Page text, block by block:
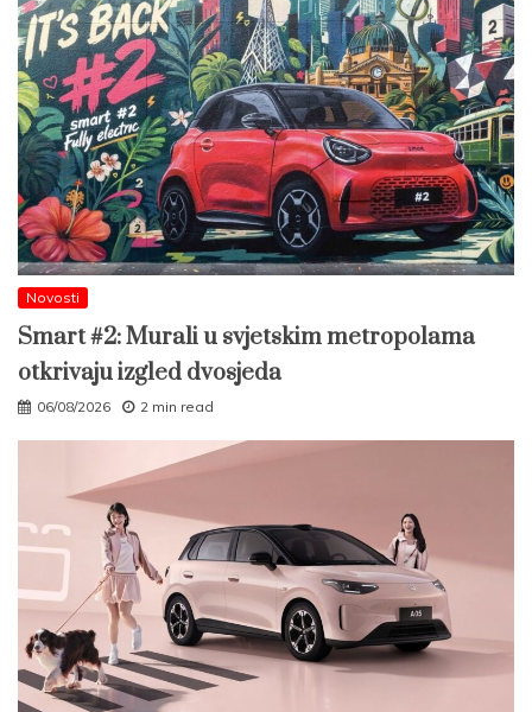
Novosti
Smart #2: Murali u svjetskim metropolama
otkrivaju izgled dvosjeda
06/08/2026 2 min read